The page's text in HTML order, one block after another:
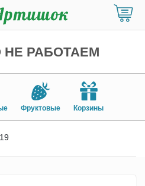
РАБОТАЕМ
Фруктовые Корзины